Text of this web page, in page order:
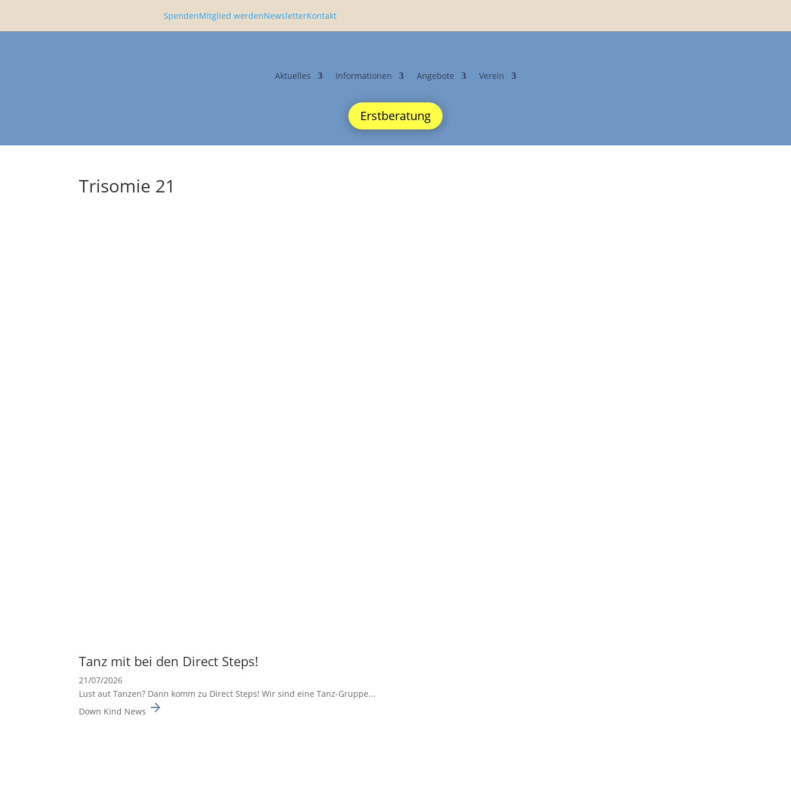
SpendenMitglied werdenNewsletterKontakt
Aktuelles Infor­ma­tionen Angebote Verein
Erstberatung
Trisomie 21
Tanz mit bei den Direct Steps!
21/07/2026
Lust aut Tanzen? Dann komm zu Direct Steps! Wir sind eine Tanz-Gruppe...
Down Kind News